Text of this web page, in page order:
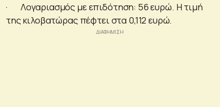
· Λογαριασμός με επιδότηση: 56 ευρώ. Η τιμή
της κιλοβατώρας πέφτει στα 0,112 ευρώ.